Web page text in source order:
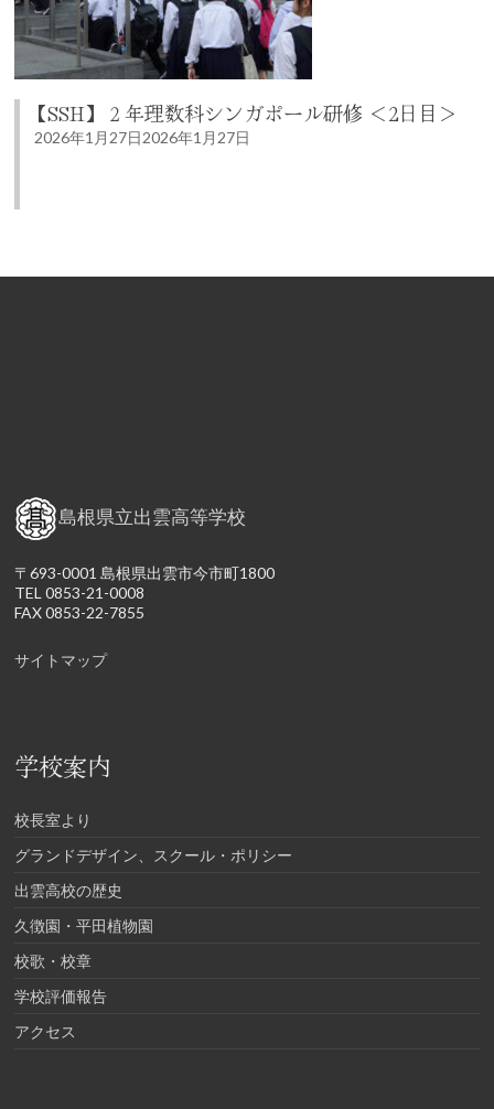
【SSH】２年理数科シンガポール研修 ＜2日目＞
2026年1月27日2026年1月27日
島根県立出雲高等学校
〒693-0001 島根県出雲市今市町1800
TEL 0853-21-0008
FAX 0853-22-7855
サイトマップ
学校案内
校長室より
グランドデザイン、スクール・ポリシー
出雲高校の歴史
久徴園・平田植物園
校歌・校章
学校評価報告
アクセス